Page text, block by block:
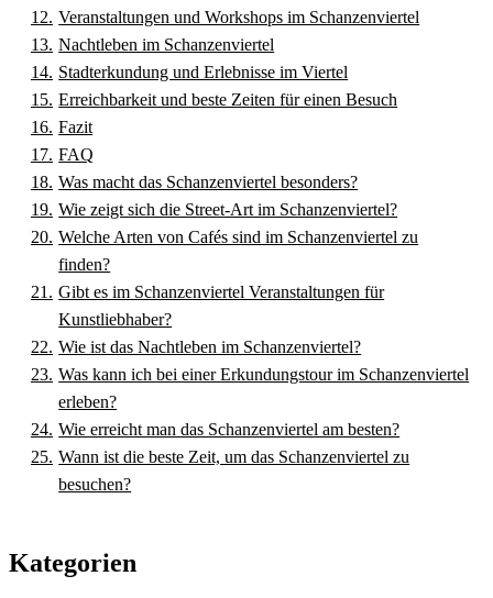
Veranstaltungen und Workshops im Schanzenviertel
Nachtleben im Schanzenviertel
Stadterkundung und Erlebnisse im Viertel
Erreichbarkeit und beste Zeiten für einen Besuch
Fazit
FAQ
Was macht das Schanzenviertel besonders?
Wie zeigt sich die Street-Art im Schanzenviertel?
Welche Arten von Cafés sind im Schanzenviertel zu
finden?
Gibt es im Schanzenviertel Veranstaltungen für
Kunstliebhaber?
Wie ist das Nachtleben im Schanzenviertel?
Was kann ich bei einer Erkundungstour im Schanzenviertel
erleben?
Wie erreicht man das Schanzenviertel am besten?
Wann ist die beste Zeit, um das Schanzenviertel zu
besuchen?
Kategorien